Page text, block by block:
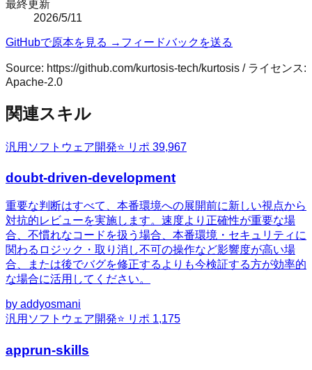
最終更新
2026/5/11
GitHubで原本を見る → フィードバックを送る
Source: https://github.com/kurtosis-tech/kurtosis / ライセンス:
Apache-2.0
関連スキル
汎用 ソフトウェア開発⭐ リポ 39,967
doubt-driven-development
重要な判断はすべて、本番環境への展開前に新しい視点から
対抗的レビューを実施します。速度より正確性が重要な場
合、不慣れなコードを扱う場合、本番環境・セキュリティに
関わるロジック・取り消し不可の操作など影響度が高い場
合、または後でバグを修正するよりも今検証する方が効率的
な場合に活用してください。
by addyosmani
汎用 ソフトウェア開発⭐ リポ 1,175
apprun-skills